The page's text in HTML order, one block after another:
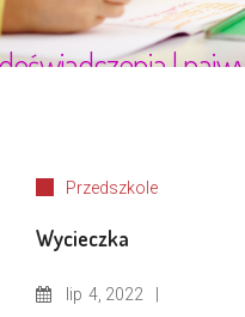
Przedszkole
Wycieczka
lip 4, 2022